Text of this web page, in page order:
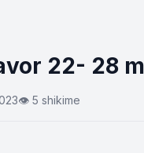
22- 28
👁 5 shikime